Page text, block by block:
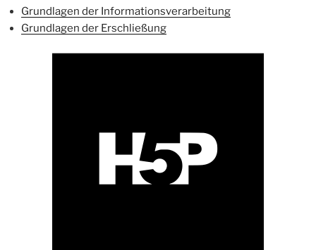
Grundlagen der Informationsverarbeitung
Grundlagen der Erschließung